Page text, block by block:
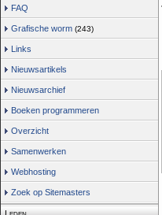
FAQ
Grafische worm (243)
Links
Nieuwsartikels
Nieuwsarchief
Boeken programmeren
Overzicht
Samenwerken
Webhosting
Zoek op Sitemasters